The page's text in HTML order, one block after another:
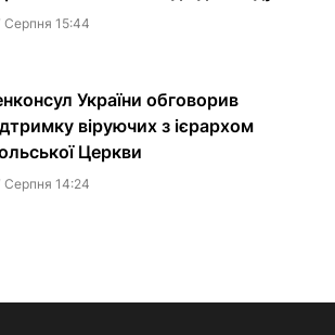
Серпня 15:44
України обговорив
віруючих з ієрархом
Церкви
Серпня 14:24